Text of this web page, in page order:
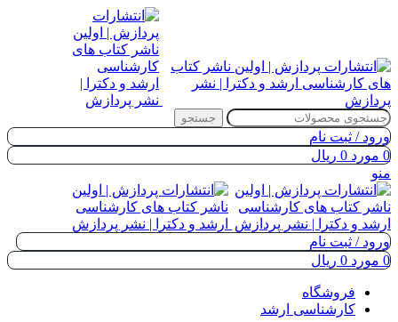
جستجو
ورود / ثبت نام
0 مورد 0 ریال
منو
ورود / ثبت نام
0 مورد 0 ریال
فروشگاه
کارشناسی ارشد